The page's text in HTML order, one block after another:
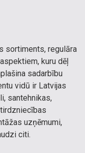
sortiments, regulāra
kuru dēļ
sadarbību
vidū ir Latvijas
santehnikas,
uzņēmumi,
citi.